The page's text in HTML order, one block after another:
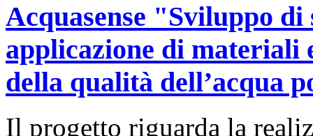
Acquasense "Sviluppo
applicazione di materiali
della qualità dell’acqua
Il progetto riguarda la